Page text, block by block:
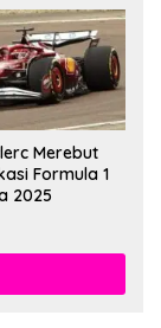
Merebut
Formula 1
2025